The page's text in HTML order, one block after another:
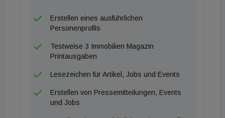
Erstellen eines ausführlichen
Personenprofils
Testweise 3 Immobilien Magazin
Printausgaben
Lesezeichen für Artikel, Jobs und Events
Erstellen von Pressemitteilungen, Events
und Jobs